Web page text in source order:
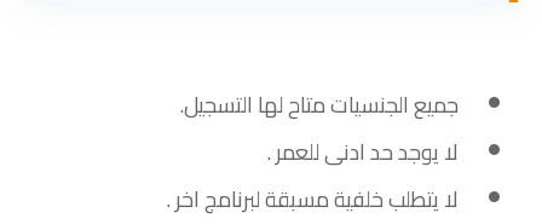
جميع الجنسيات متاح لها التسجيل.
لا يوجد حد ادنى للعمر .
لا يتطلب خلفية مسبقة لبرنامج اخر .